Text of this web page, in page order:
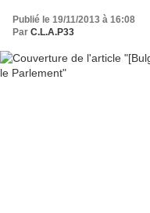
Publié le 19/11/2013 à 16:08
Par C.L.A.P33